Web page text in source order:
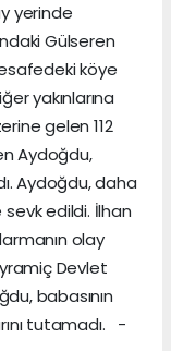
yerinde
Gülseren
köye
yakınlarına
gelen 112
Aydoğdu,
Aydoğdu, daha
edildi. İlhan
olay
Devlet
babasının
tutamadı. -